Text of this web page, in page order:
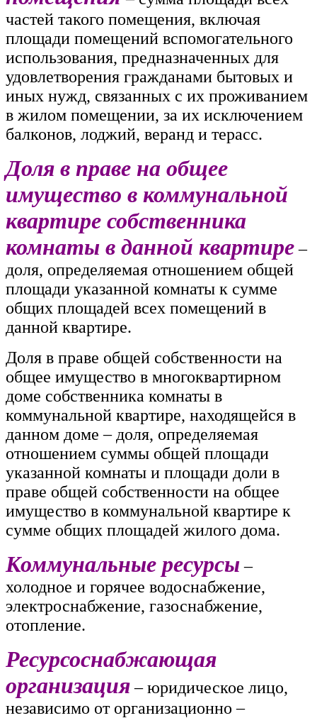
частей такого помещения, включая
площади помещений вспомогательного
использования, предназначенных для
удовлетворения гражданами бытовых и
иных нужд, связанных с их проживанием
в жилом помещении, за их исключением
балконов, лоджий, веранд и терасс.
Доля в праве на общее
имущество в коммунальной
квартире собственника
комнаты в данной квартире–
доля, определяемая отношением общей
площади указанной комнаты к сумме
общих площадей всех помещений в
данной квартире.
Доля в праве общей собственности на
общее имущество в многоквартирном
доме собственника комнаты в
коммунальной квартире, находящейся в
данном доме – доля, определяемая
отношением суммы общей площади
указанной комнаты и площади доли в
праве общей собственности на общее
имущество в коммунальной квартире к
сумме общих площадей жилого дома.
Коммунальные ресурсы–
холодное и горячее водоснабжение,
электроснабжение, газоснабжение,
отопление.
Ресурсоснабжающая
организация– юридическое лицо,
независимо от организационно –